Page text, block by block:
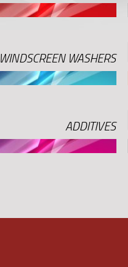
WINDSCREEN WASHERS
ADDITIVES